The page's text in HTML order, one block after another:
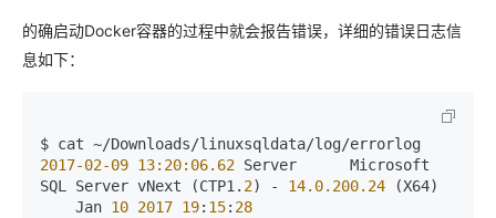
的确启动Docker容器的过程中就会报告错误，详细的错误日志信
息如下：
2017-02-09 13:20:06.62 Server      Microsoft
SQL Server vNext (CTP1. 2) - 14.0.200.24 (X64)
    Jan
10 2017 19: 15: 28